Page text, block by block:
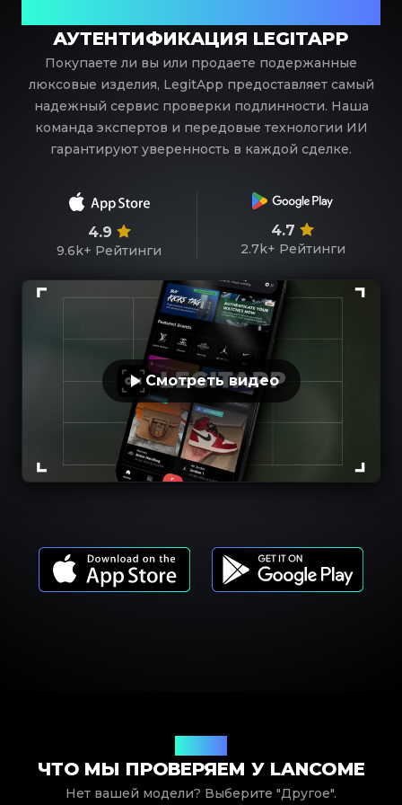
АУТЕНТИФИКАЦИЯ LEGITAPP
Покупаете ли вы или продаете подержанные
люксовые изделия, LegitApp предоставляет самый
надежный сервис проверки подлинности. Наша
команда экспертов и передовые технологии ИИ
гарантируют уверенность в каждой сделке.
4.9
9.6k+ Рейтинги
4.7
2.7k+ Рейтинги
Смотреть видео
ЧТО МЫ ПРОВЕРЯЕМ У LANCOME
Нет вашей модели? Выберите "Другое".